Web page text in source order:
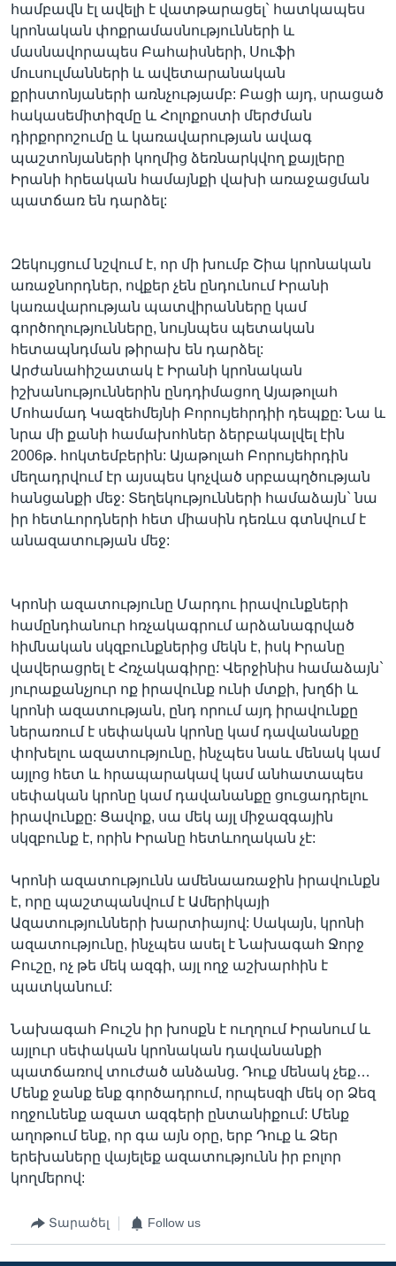
համբավն էլ ավելի է վատթարացել` հատկապես
կրոնական փոքրամասնությունների և
մասնավորապես Բահաիսների, Սուֆի
մուսուլմանների և ավետարանական
քրիստոնյաների առնչությամբ: Բացի այդ, սրացած
հակասեմիտիզմը և Հոլոքոստի մերժման
դիրքորոշումը և կառավարության ավագ
պաշտոնյաների կողմից ձեռնարկվող քայլերը
Իրանի հրեական համայնքի վախի առաջացման
պատճառ են դարձել:
Զեկույցում նշվում է, որ մի խումբ Շիա կրոնական
առաջնորդներ, ովքեր չեն ընդունում Իրանի
կառավարության պատվիրանները կամ
գործողությունները, նույնպես պետական
հետապնդման թիրախ են դարձել:
Արժանահիշատակ է Իրանի կրոնական
իշխանություններին ընդդիմացող Այաթոլահ
Մոհամադ Կազեհմեյնի Բորույեհրդիի դեպքը: Նա և
նրա մի քանի համախոհներ ձերբակալվել էին
2006թ. հոկտեմբերին: Այաթոլահ Բորույեհրդին
մեղադրվում էր այսպես կոչված սրբապղծության
հանցանքի մեջ: Տեղեկությունների համաձայն` նա
իր հետևորդների հետ միասին դեռևս գտնվում է
անազատության մեջ:
Կրոնի ազատությունը Մարդու իրավունքների
համընդհանուր հռչակագրում արձանագրված
հիմնական սկզբունքներից մեկն է, իսկ Իրանը
վավերացրել է Հռչակագիրը: Վերջինիս համաձայն`
յուրաքանչյուր ոք իրավունք ունի մտքի, խղճի և
կրոնի ազատության, ընդ որում այդ իրավունքը
ներառում է սեփական կրոնը կամ դավանանքը
փոխելու ազատությունը, ինչպես նաև մենակ կամ
այլոց հետ և հրապարակավ կամ անհատապես
սեփական կրոնը կամ դավանանքը ցուցադրելու
իրավունքը: Ցավոք, սա մեկ այլ միջազգային
սկզբունք է, որին Իրանը հետևողական չէ:
Կրոնի ազատությունն ամենաառաջին իրավունքն
է, որը պաշտպանվում է Ամերիկայի
Ազատությունների խարտիայով: Սակայն, կրոնի
ազատությունը, ինչպես ասել է Նախագահ Ջորջ
Բուշը, ոչ թե մեկ ազգի, այլ ողջ աշխարհին է
պատկանում:
Նախագահ Բուշն իր խոսքն է ուղղում Իրանում և
այլուր սեփական կրոնական դավանանքի
պատճառով տուժած անձանց. Դուք մենակ չեք…
Մենք ջանք ենք գործադրում, որպեսզի մեկ օր Ձեզ
ողջունենք ազատ ազգերի ընտանիքում: Մենք
աղոթում ենք, որ գա այն օրը, երբ Դուք և Ձեր
երեխաները վայելեք ազատությունն իր բոլոր
կողմերով:
Տարածել Follow us